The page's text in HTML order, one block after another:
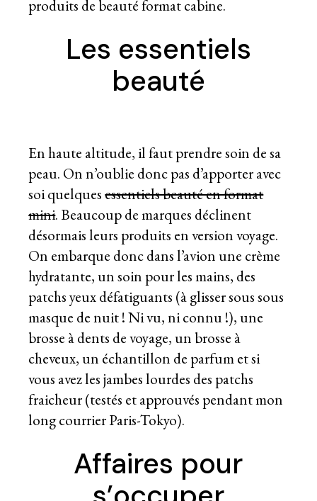
produits de beauté format cabine.
Les essentiels
beauté
En haute altitude, il faut prendre soin de sa
peau. On n’oublie donc pas d’apporter avec
soi quelquesessentiels beauté en format
mini. Beaucoup de marques déclinent
désormais leurs produits en version voyage.
On embarque donc dans l’avion une crème
hydratante, un soin pour les mains, des
patchs yeux défatiguants (à glisser sous sous
masque de nuit ! Ni vu, ni connu !), une
brosse à dents de voyage, un brosse à
cheveux, un échantillon de parfum et si
vous avez les jambes lourdes des patchs
fraicheur (testés et approuvés pendant mon
long courrier Paris-Tokyo).
Affaires pour